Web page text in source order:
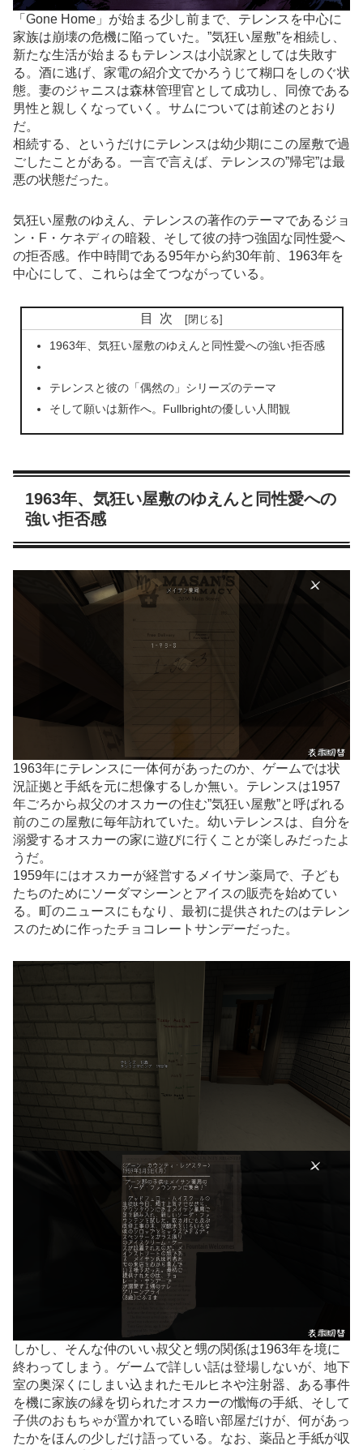
「Gone Home」が始まる少し前まで、テレンスを中心に
家族は崩壊の危機に陥っていた。”気狂い屋敷”を相続し、
新たな生活が始まるもテレンスは小説家としては失敗す
る。酒に逃げ、家電の紹介文でかろうじて糊口をしのぐ状
態。妻のジャニスは森林管理官として成功し、同僚である
男性と親しくなっていく。サムについては前述のとおり
だ。
相続する、というだけにテレンスは幼少期にこの屋敷で過
ごしたことがある。一言で言えば、テレンスの”帰宅”は最
悪の状態だった。
気狂い屋敷のゆえん、テレンスの著作のテーマであるジョ
ン・F・ケネディの暗殺、そして彼の持つ強固な同性愛へ
の拒否感。作中時間である95年から約30年前、1963年を
中心にして、これらは全てつながっている。
目次
1963年、気狂い屋敷のゆえんと同性愛への強い拒否感
テレンスと彼の「偶然の」シリーズのテーマ
そして願いは新作へ。Fullbrightの優しい人間観
1963年、気狂い屋敷のゆえんと同性愛への
強い拒否感
1963年にテレンスに一体何があったのか、ゲームでは状
況証拠と手紙を元に想像するしか無い。テレンスは1957
年ごろから叔父のオスカーの住む”気狂い屋敷”と呼ばれる
前のこの屋敷に毎年訪れていた。幼いテレンスは、自分を
溺愛するオスカーの家に遊びに行くことが楽しみだったよ
うだ。
1959年にはオスカーが経営するメイサン薬局で、子ども
たちのためにソーダマシーンとアイスの販売を始めてい
る。町のニュースにもなり、最初に提供されたのはテレン
スのために作ったチョコレートサンデーだった。
しかし、そんな仲のいい叔父と甥の関係は1963年を境に
終わってしまう。ゲームで詳しい話は登場しないが、地下
室の奥深くにしまい込まれたモルヒネや注射器、ある事件
を機に家族の縁を切られたオスカーの懺悔の手紙、そして
子供のおもちゃが置かれている暗い部屋だけが、何があっ
たかをほんの少しだけ語っている。なお、薬品と手紙が収